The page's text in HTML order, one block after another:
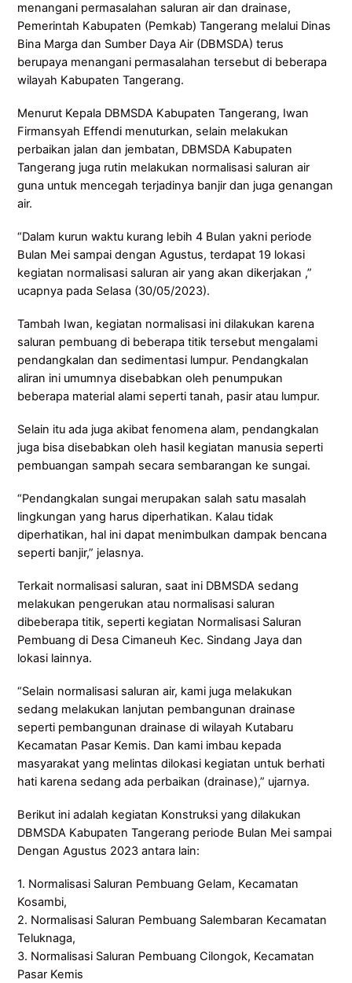
menangani permasalahan saluran air dan drainase,
Pemerintah Kabupaten (Pemkab) Tangerang melalui Dinas
Bina Marga dan Sumber Daya Air (DBMSDA) terus
berupaya menangani permasalahan tersebut di beberapa
wilayah Kabupaten Tangerang.
Menurut Kepala DBMSDA Kabupaten Tangerang, Iwan
Firmansyah Effendi menuturkan, selain melakukan
perbaikan jalan dan jembatan, DBMSDA Kabupaten
Tangerang juga rutin melakukan normalisasi saluran air
guna untuk mencegah terjadinya banjir dan juga genangan
air.
“Dalam kurun waktu kurang lebih 4 Bulan yakni periode
Bulan Mei sampai dengan Agustus, terdapat 19 lokasi
kegiatan normalisasi saluran air yang akan dikerjakan ,”
ucapnya pada Selasa (30/05/2023).
Tambah Iwan, kegiatan normalisasi ini dilakukan karena
saluran pembuang di beberapa titik tersebut mengalami
pendangkalan dan sedimentasi lumpur. Pendangkalan
aliran ini umumnya disebabkan oleh penumpukan
beberapa material alami seperti tanah, pasir atau lumpur.
Selain itu ada juga akibat fenomena alam, pendangkalan
juga bisa disebabkan oleh hasil kegiatan manusia seperti
pembuangan sampah secara sembarangan ke sungai.
“Pendangkalan sungai merupakan salah satu masalah
lingkungan yang harus diperhatikan. Kalau tidak
diperhatikan, hal ini dapat menimbulkan dampak bencana
seperti banjir,” jelasnya.
Terkait normalisasi saluran, saat ini DBMSDA sedang
melakukan pengerukan atau normalisasi saluran
dibeberapa titik, seperti kegiatan Normalisasi Saluran
Pembuang di Desa Cimaneuh Kec. Sindang Jaya dan
lokasi lainnya.
“Selain normalisasi saluran air, kami juga melakukan
sedang melakukan lanjutan pembangunan drainase
seperti pembangunan drainase di wilayah Kutabaru
Kecamatan Pasar Kemis. Dan kami imbau kepada
masyarakat yang melintas dilokasi kegiatan untuk berhati
hati karena sedang ada perbaikan (drainase),” ujarnya.
Berikut ini adalah kegiatan Konstruksi yang dilakukan
DBMSDA Kabupaten Tangerang periode Bulan Mei sampai
Dengan Agustus 2023 antara lain:
1. Normalisasi Saluran Pembuang Gelam, Kecamatan
Kosambi,
2. Normalisasi Saluran Pembuang Salembaran Kecamatan
Teluknaga,
3. Normalisasi Saluran Pembuang Cilongok, Kecamatan
Pasar Kemis